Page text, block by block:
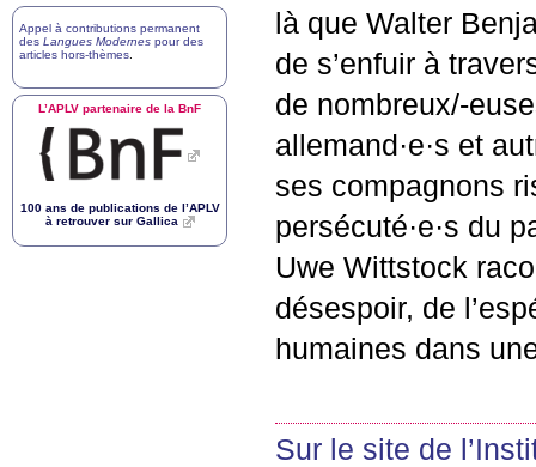
là que Walter
de s’enfuir à
de nombreux/-
allemand ·e·s et
ses compagnons
persécuté·e·s du
Uwe Wittstock
désespoir, de
humaines dans
Sur le site de
Appel à contributions permanent
des Langues Modernes pour des
articles hors-thèmes
L’APLV partenaire de la BnF
100 ans de publications de l’APLV
à retrouver sur Gallica